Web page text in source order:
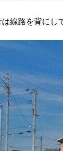
線路を背にし